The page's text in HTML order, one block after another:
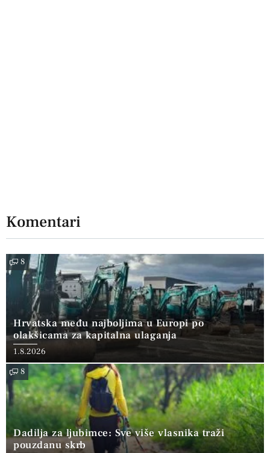
Komentari
8
Hrvatska među najboljima u Europi po
olakšicama za kapitalna ulaganja
1.8.2026
8
Dadilja za ljubimce: Sve više vlasnika traži
pouzdanu skrb